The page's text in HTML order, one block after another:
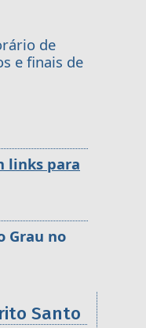
de
e finais de
links para
Grau no
Santo